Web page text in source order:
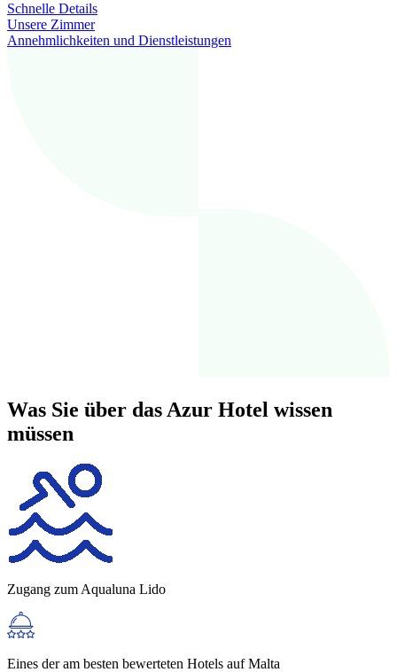
Schnelle Details
Unsere Zimmer
Annehmlichkeiten und Dienstleistungen
Was Sie über das Azur Hotel wissen
müssen
Zugang zum Aqualuna Lido
Eines deram besten bewerteten Hotels auf Malta